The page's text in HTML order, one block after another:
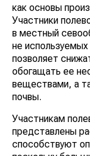
как основы
Участники
в местный
не
позволяет
обогащать ее
веществами, а
почвы.
Участникам
представлены
способствуют